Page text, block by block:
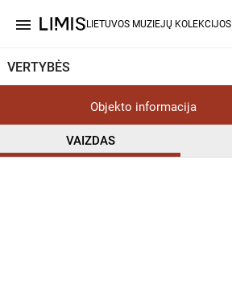
menu LIETUVOS MUZIEJŲ KOLEKCIJOS
VERTYBĖS
Objekto informacija
VAIZDAS